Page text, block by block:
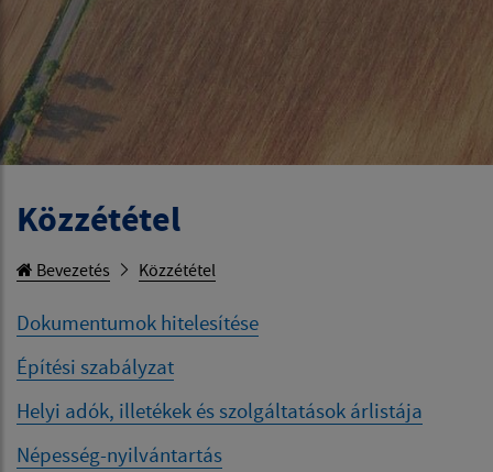
Közzététel
Bevezetés Közzététel
Dokumentumok hitelesítése
Építési szabályzat
Helyi adók, illetékek és szolgáltatások árlistája
Népesség-nyilvántartás